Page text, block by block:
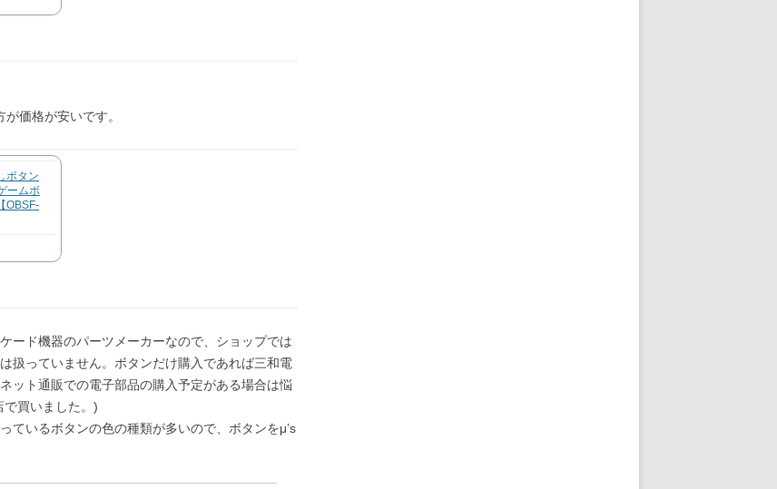
価格が安いです。
ボタン
ームボ
OBSF-
ード機器のパーツメーカーなので、ショップでは
扱っていません。ボタンだけ購入であれば三和電
ット通販での電子部品の購入予定がある場合は悩
買いました。)
ているボタンの色の種類が多いので、ボタンをμ’s